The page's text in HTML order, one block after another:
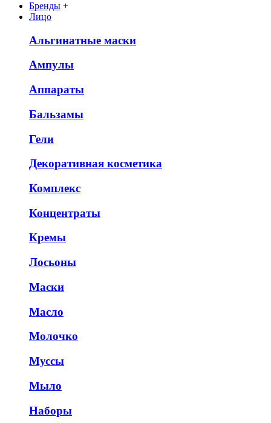
Бренды +
Лицо
Альгинатные маски
Ампулы
Аппараты
Бальзамы
Гели
Декоративная косметика
Комплекс
Концентраты
Кремы
Лосьоны
Маски
Масло
Молочко
Муссы
Мыло
Наборы